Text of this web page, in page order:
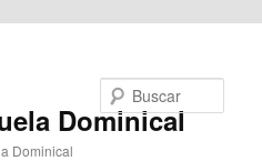
Dominical
Dominical